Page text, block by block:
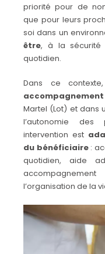
priorité pour de
que pour leurs
soi dans un
être, à la sécurité
quotidien.
Dans ce
Martel (Lot) et dans
l’autonomie des
intervention est
du bénéficiaire:
quotidien, aide
l’organisation de la